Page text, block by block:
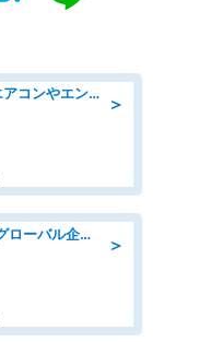
＞
自動車工場で働こう!カーエアコンやエンジンの製造・加工業務/寮完備 denso aichi
＞
09月開始/「土日祝休み」グローバル企業での産業保健のお仕事/保健師/高時給/残業なし/服装自由